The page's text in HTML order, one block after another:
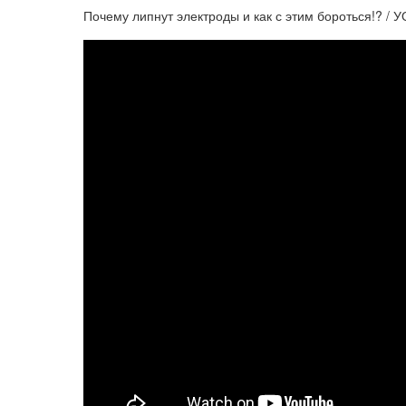
Почему липнут электроды и как с этим бороться!? /